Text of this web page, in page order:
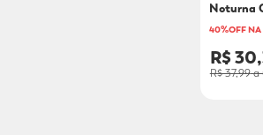
Noturna
40%OFF
R$
R$ 37,99a